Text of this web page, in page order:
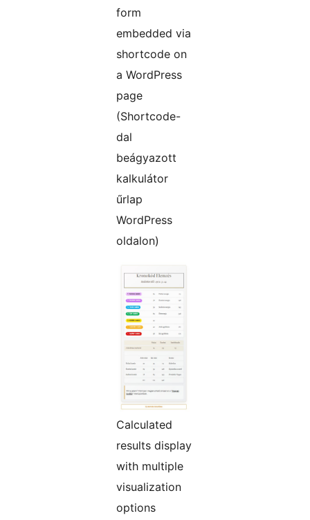
form
embedded via
shortcode on
a WordPress
page
(Shortcode-
dal
beágyazott
kalkulátor
űrlap
WordPress
oldalon)
Calculated
results display
with multiple
visualization
options